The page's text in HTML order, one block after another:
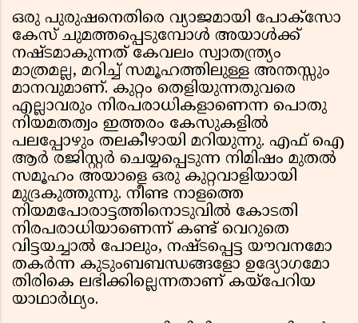
ഒരു പുരുഷനെതിരെ വ്യാജമായി പോക്സോ
കേസ് ചുമത്തപ്പെടുമ്പോൾ അയാൾക്ക്
നഷ്ടമാകുന്നത് കേവലം സ്വാതന്ത്ര്യം
മാത്രമല്ല, മറിച്ച് സമൂഹത്തിലുള്ള അന്തസ്സും
മാനവുമാണ്. കുറ്റം തെളിയുന്നതുവരെ
എല്ലാവരും നിരപരാധികളാണെന്ന പൊതു
നിയമതത്വം ഇത്തരം കേസുകളിൽ
പലപ്പോഴും തലകീഴായി മറിയുന്നു. എഫ് ഐ
ആർ രജിസ്റ്റർ ചെയ്യപ്പെടുന്ന നിമിഷം മുതൽ
സമൂഹം അയാളെ ഒരു കുറ്റവാളിയായി
മുദ്രകുത്തുന്നു. നീണ്ട നാളത്തെ
നിയമപോരാട്ടത്തിനൊടുവിൽ കോടതി
നിരപരാധിയാണെന്ന് കണ്ട് വെറുതെ
വിട്ടയച്ചാൽ പോലും, നഷ്ടപ്പെട്ട യൗവനമോ
തകർന്ന കുടുംബബന്ധങ്ങളോ ഉദ്യോഗമോ
തിരികെ ലഭിക്കില്ലെന്നതാണ് കയ്പേറിയ
യാഥാർഥ്യം.